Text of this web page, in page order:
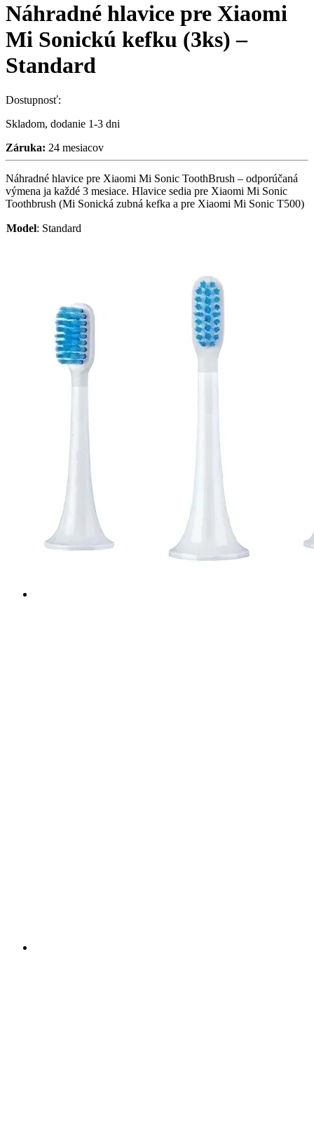
Náhradné hlavice pre Xiaomi
Mi Sonickú kefku (3ks) –
Standard
Dostupnosť:
Skladom, dodanie 1-3 dni
Záruka: 24 mesiacov
Náhradné hlavice pre Xiaomi Mi Sonic ToothBrush – odporúčaná
výmena ja každé 3 mesiace. Hlavice sedia pre Xiaomi Mi Sonic
Toothbrush (Mi Sonická zubná kefka a pre Xiaomi Mi Sonic T500)
Model: Standard